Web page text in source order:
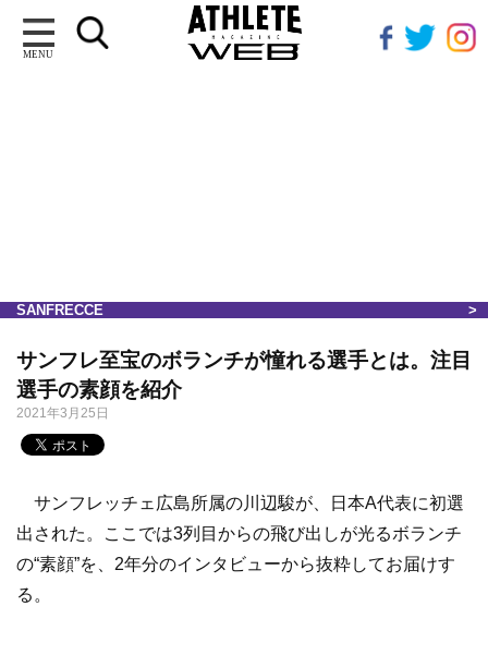
MENU
SANFRECCE
サンフレ至宝のボランチが憧れる選手とは。注目
選手の素顔を紹介
2021年3月25日
サンフレッチェ広島所属の川辺駿が、日本A代表に初選
出された。ここでは3列目からの飛び出しが光るボランチ
の“素顔”を、2年分のインタビューから抜粋してお届けす
る。